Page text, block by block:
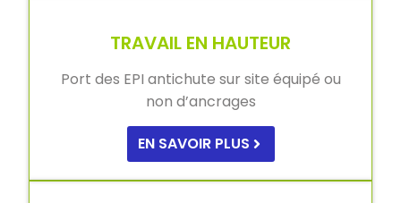
TRAVAIL EN HAUTEUR
Port des EPI antichute sur site équipé ou
non d’ancrages
EN SAVOIR PLUS